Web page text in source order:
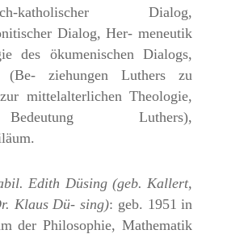
katholischer Dialog,
Dialog, Her- meneutik
des ökumenischen Dialogs,
(Be- ziehungen Luthers zu
mittelalterlichen Theologie,
Luthers),
Edith Düsing (geb. Kallert,
Klaus Dü- sing): geb. 1951 in
der Philosophie, Mathematik